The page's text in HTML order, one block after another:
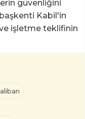
güvenliğini
Kabil'in
ve işletme teklifinin